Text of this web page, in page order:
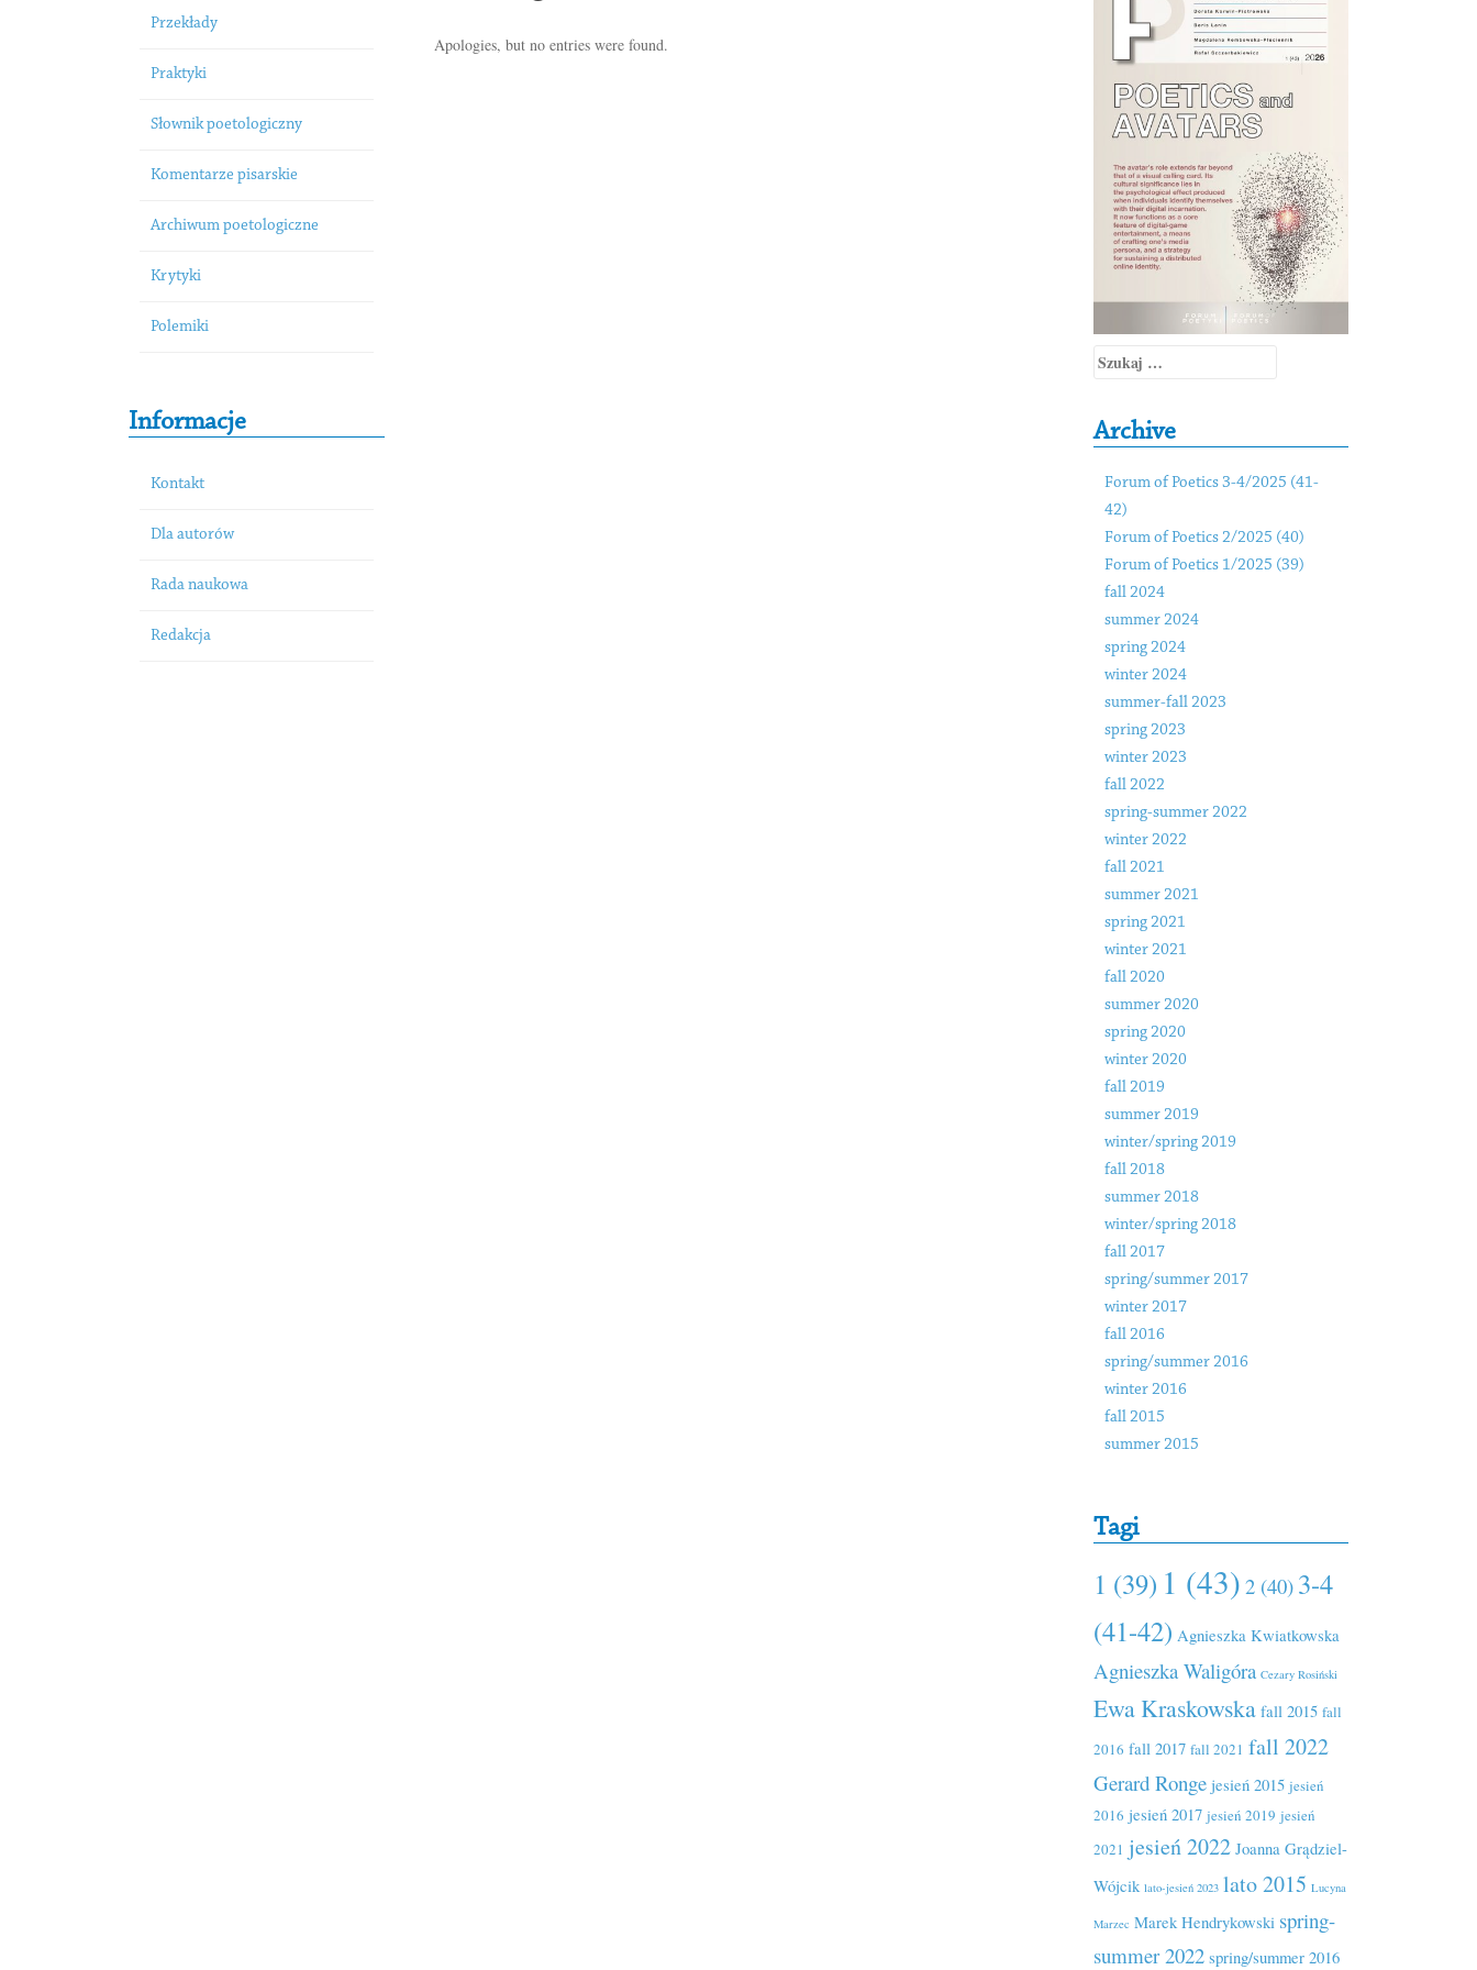
Przekłady
Praktyki
Słownik poetologiczny
Komentarze pisarskie
Archiwum poetologiczne
Krytyki
Polemiki
Informacje
Kontakt
Dla autorów
Rada naukowa
Redakcja
Apologies, but no entries were found.
Szukaj:
Archive
Forum of Poetics 3-4/2025 (41-
42)
Forum of Poetics 2/2025 (40)
Forum of Poetics 1/2025 (39)
fall 2024
summer 2024
spring 2024
winter 2024
summer-fall 2023
spring 2023
winter 2023
fall 2022
spring-summer 2022
winter 2022
fall 2021
summer 2021
spring 2021
winter 2021
fall 2020
summer 2020
spring 2020
winter 2020
fall 2019
summer 2019
winter/spring 2019
fall 2018
summer 2018
winter/spring 2018
fall 2017
spring/summer 2017
winter 2017
fall 2016
spring/summer 2016
winter 2016
fall 2015
summer 2015
Tagi
1 (39) 1 (43) 2 (40) 3-4
(41-42) Agnieszka Kwiatkowska
Agnieszka Waligóra Cezary Rosiński
Ewa Kraskowska fall 2015 fall
2016 fall 2017 fall 2021 fall 2022
Gerard Ronge jesień 2015 jesień
2016 jesień 2017 jesień 2019 jesień
2021 jesień 2022 Joanna Grądziel-
Wójcik lato-jesień 2023 lato 2015 Lucyna
Marzec Marek Hendrykowski spring-
summer 2022 spring/summer 2016